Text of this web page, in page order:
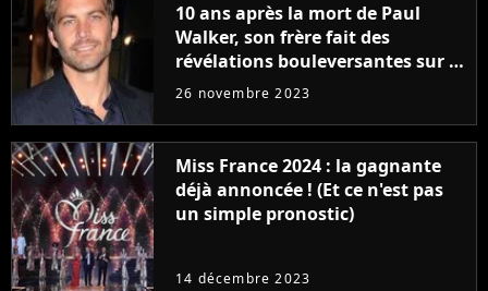
10 ans après la mort de Paul
Walker, son frère fait des
révélations bouleversantes sur la
réaction des acteurs de Fast and
26 novembre 2023
Miss France 2024 : la gagnante
déjà annoncée ! (Et ce n'est pas
un simple pronostic)
14 décembre 2023